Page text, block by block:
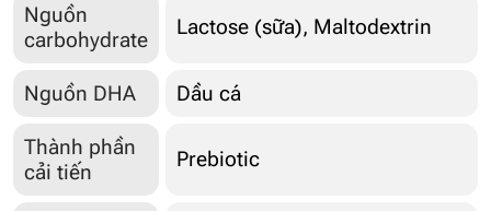
Nguồn
carbohydrate
Lactose (sữa), Maltodextrin
Nguồn DHA Dầu cá
Thành phần
cải tiến
Prebiotic